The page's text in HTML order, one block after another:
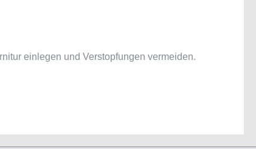
einlegen und Verstopfungen vermeiden.